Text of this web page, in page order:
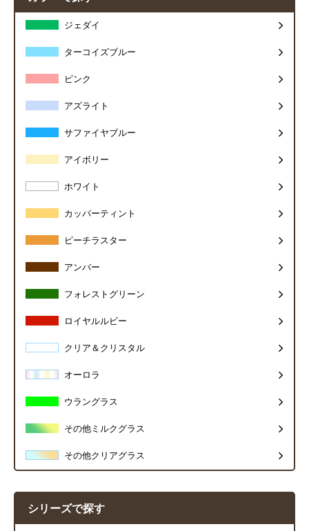
ジェダイ
ターコイズブルー
ピンク
アズライト
サファイヤブルー
アイボリー
ホワイト
カッパーティント
ピーチラスター
アンバー
フォレストグリーン
ロイヤルルビー
クリア＆クリスタル
オーロラ
ウラングラス
その他ミルクグラス
その他クリアグラス
シリーズで探す